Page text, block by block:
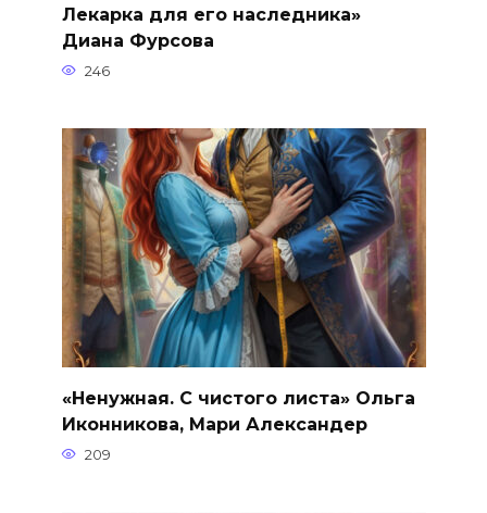
Лекарка для его наследника»
Диана Фурсова
246
«Ненужная. С чистого листа» Ольга
Иконникова, Мари Александер
209